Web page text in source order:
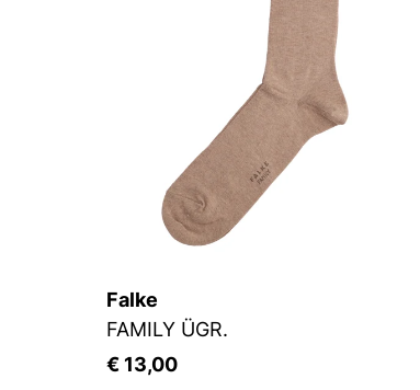
Falke
FAMILY ÜGR.
€ 13,00